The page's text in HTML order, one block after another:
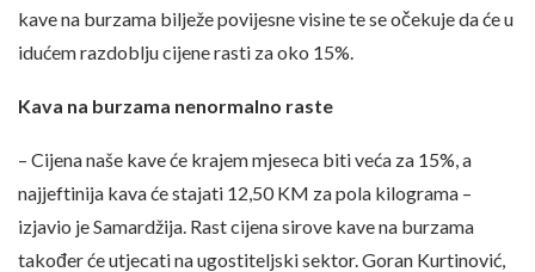
kave na burzama bilježe povijesne visine te se očekuje da će u
idućem razdoblju cijene rasti za oko 15%.
Kava na burzama nenormalno raste
– Cijena naše kave će krajem mjeseca biti veća za 15%, a
najjeftinija kava će stajati 12,50 KM za pola kilograma –
izjavio je Samardžija. Rast cijena sirove kave na burzama
također će utjecati na ugostiteljski sektor. Goran Kurtinović,